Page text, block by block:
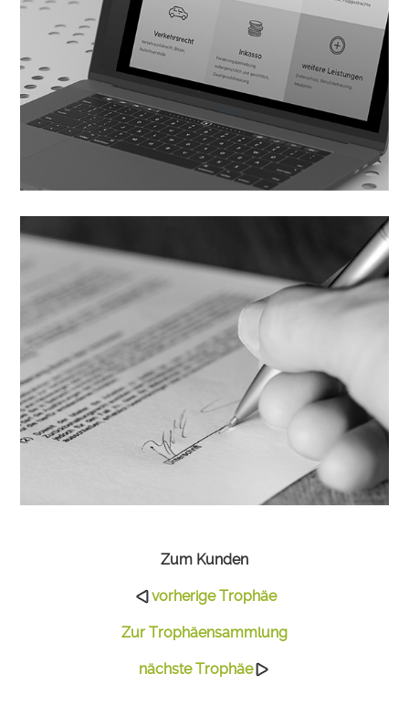
Zum Kunden
vorherige Trophäe
Zur Trophäensammlung
nächste Trophäe